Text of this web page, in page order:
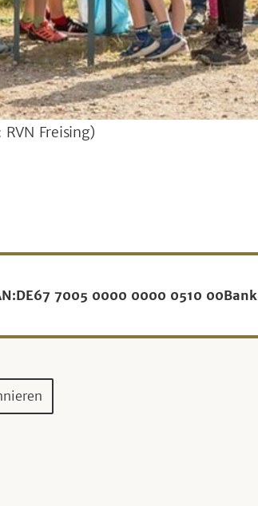
Freising)
DE67 7005 0000 0000 0510 00